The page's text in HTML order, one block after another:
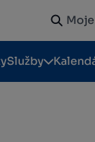
Služby